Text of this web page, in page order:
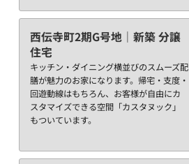
西伝寺町2期G号地｜新築 分譲
住宅
キッチン・ダイニング横並びのスムーズ配
膳が魅力のお家になります。帰宅・支度・
回遊動線はもちろん、お客様が自由にカ
スタマイズできる空間「カスタヌック」
もついています。